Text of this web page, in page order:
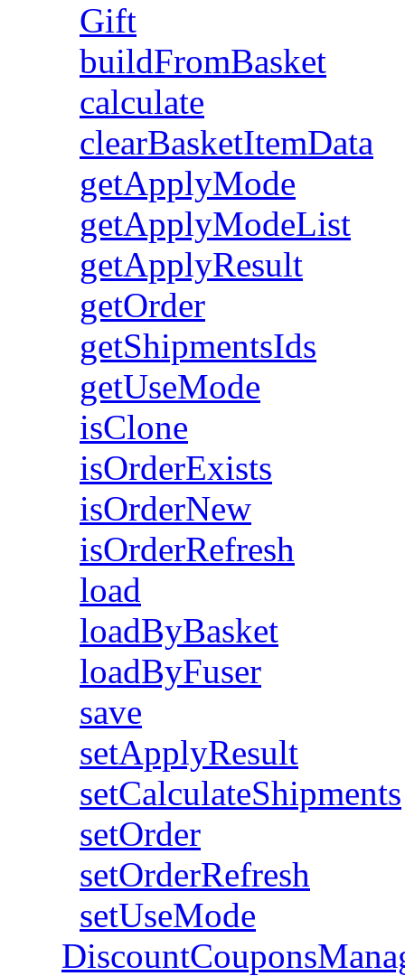
Gift
buildFromBasket
calculate
clearBasketItemData
getApplyMode
getApplyModeList
getApplyResult
getOrder
getShipmentsIds
getUseMode
isClone
isOrderExists
isOrderNew
isOrderRefresh
load
loadByBasket
loadByFuser
save
setApplyResult
setCalculateShipments
setOrder
setOrderRefresh
setUseMode